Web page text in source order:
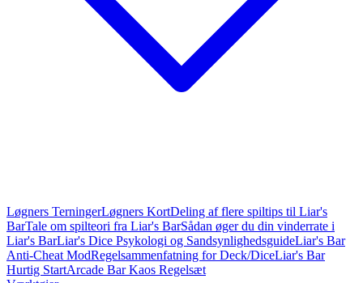
Løgners TerningerLøgners KortDeling af flere spiltips til Liar's
BarTale om spilteori fra Liar's BarSådan øger du din vinderrate i
Liar's BarLiar's Dice Psykologi og SandsynlighedsguideLiar's Bar
Anti-Cheat ModRegelsammenfatning for Deck/DiceLiar's Bar
Hurtig StartArcade Bar Kaos Regelsæt